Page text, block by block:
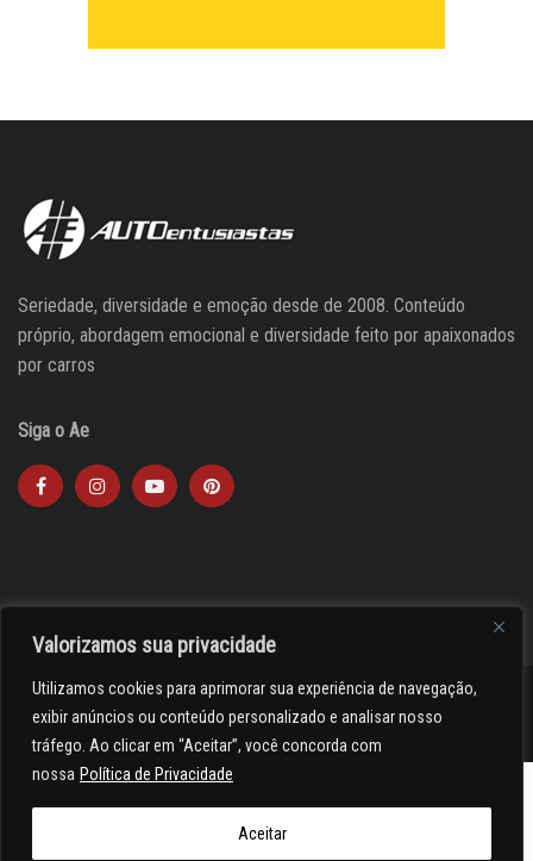
Valorizamos sua privacidade
Utilizamos cookies para aprimorar sua experiência de navegação,
exibir anúncios ou conteúdo personalizado e analisar nosso
tráfego. Ao clicar em “Aceitar”, você concorda com
nossa Política de Privacidade
Aceitar
Seriedade, diversidade e emoção desde de 2008. Conteúdo
próprio, abordagem emocional e diversidade feito por apaixonados
por carros
Siga o Ae
><(((º> 17